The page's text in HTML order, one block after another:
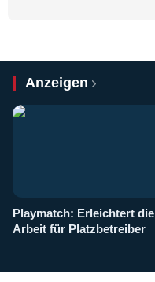
Anzeigen
Playmatch: Erleichtert die
Arbeit für Platzbetreiber